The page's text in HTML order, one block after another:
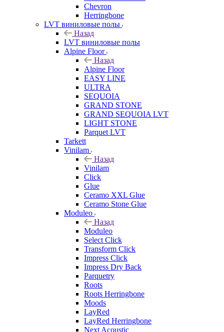
Chevron
Herringbone
LVT виниловые полы
Назад
LVT виниловые полы
Alpine Floor
Назад
Alpine Floor
EASY LINE
ULTRA
SEQUOIA
GRAND STONE
GRAND SEQUOIA LVT
LIGHT STONE
Parquet LVT
Tarkett
Vinilam
Назад
Vinilam
Click
Glue
Ceramo XXL Glue
Ceramo Stone Glue
Moduleo
Назад
Moduleo
Select Click
Transform Click
Impress Click
Impress Dry Back
Parquetry
Roots
Roots Herringbone
Moods
LayRed
LayRed Herringbone
Next Acoustic